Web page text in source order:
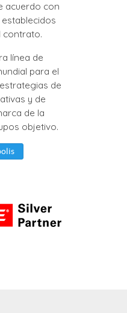
acuerdo con
contrato.
línea de
para el
de
y de
de la
objetivo.